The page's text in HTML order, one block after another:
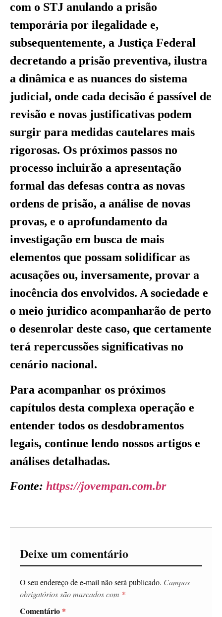
com o STJ anulando a prisão
temporária por ilegalidade e,
subsequentemente, a Justiça Federal
decretando a prisão preventiva, ilustra
a dinâmica e as nuances do sistema
judicial, onde cada decisão é passível de
revisão e novas justificativas podem
surgir para medidas cautelares mais
rigorosas. Os próximos passos no
processo incluirão a apresentação
formal das defesas contra as novas
ordens de prisão, a análise de novas
provas, e o aprofundamento da
investigação em busca de mais
elementos que possam solidificar as
acusações ou, inversamente, provar a
inocência dos envolvidos. A sociedade e
o meio jurídico acompanharão de perto
o desenrolar deste caso, que certamente
terá repercussões significativas no
cenário nacional.
Para acompanhar os próximos
capítulos desta complexa operação e
entender todos os desdobramentos
legais, continue lendo nossos artigos e
análises detalhadas.
Fonte: https://jovempan.com.br
Deixe um comentário
O seu endereço de e-mail não será publicado. Campos
obrigatórios são marcados com *
Comentário *